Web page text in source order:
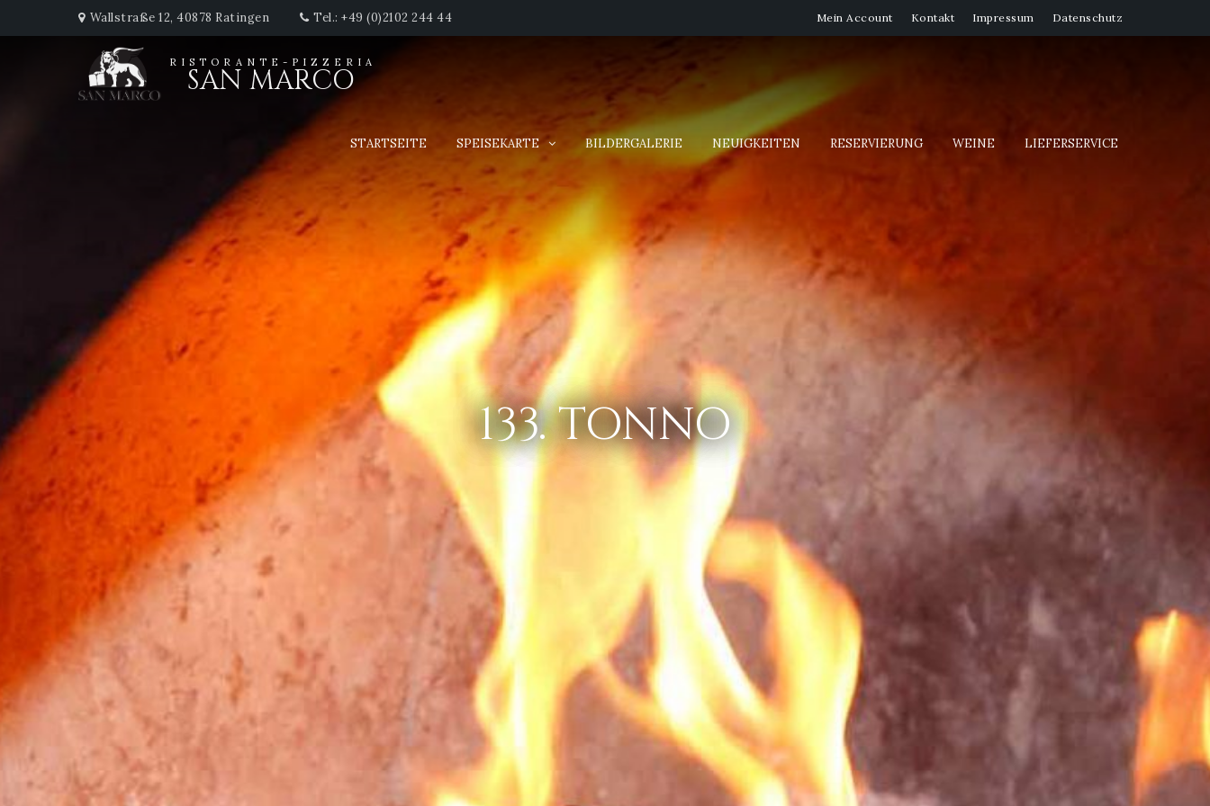
Mein Account Kontakt Impressum Datenschutz
Wallstraße 12, 40878 Ratingen Tel.: +49 (0)2102 244 44
RISTORANTE-PIZZERIA
SAN MARCO
STARTSEITE SPEISEKARTE BILDERGALERIE NEUIGKEITEN RESERVIERUNG WEINE LIEFERSERVICE
133. TONNO